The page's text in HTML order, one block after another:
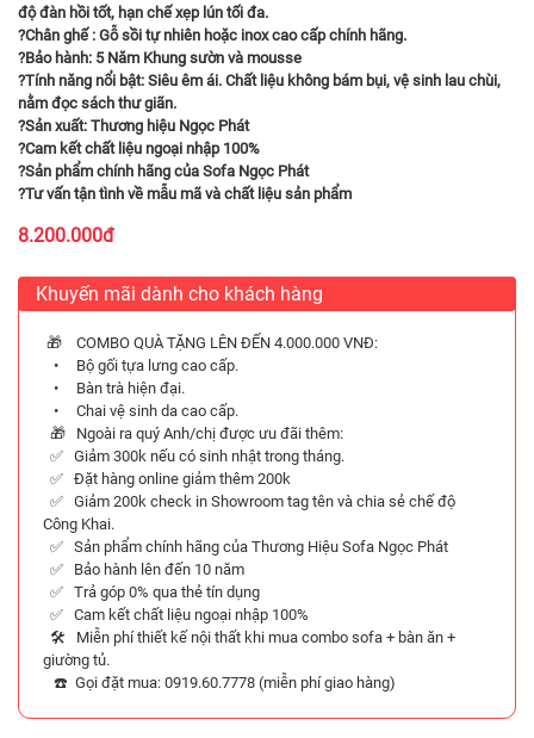
độ đàn hồi tốt, hạn chế xẹp lún tối đa.
?Chân ghế : Gỗ sồi tự nhiên hoặc inox cao cấp chính hãng.
?Bảo hành: 5 Năm Khung sườn và mousse
?Tính năng nổi bật: Siêu êm ái. Chất liệu không bám bụi, vệ sinh lau chùi,
nằm đọc sách thư giãn.
?Sản xuất: Thương hiệu Ngọc Phát
?Cam kết chất liệu ngoại nhập 100%
?Sản phẩm chính hãng của Sofa Ngọc Phát
?Tư vấn tận tình về mẫu mã và chất liệu sản phẩm
8.200.000đ
Khuyến mãi dành cho khách hàng
🎁 COMBO QUÀ TẶNG LÊN ĐẾN 4.000.000 VNĐ:
• Bộ gối tựa lưng cao cấp.
• Bàn trà hiện đại.
• Chai vệ sinh da cao cấp.
🎁 Ngoài ra quý Anh/chị được ưu đãi thêm:
✅ Giảm 300k nếu có sinh nhật trong tháng.
✅ Đặt hàng online giảm thêm 200k
✅ Giảm 200k check in Showroom tag tên và chia sẻ chế độ
Công Khai.
✅ Sản phẩm chính hãng của Thương Hiệu Sofa Ngọc Phát
✅ Bảo hành lên đến 10 năm
✅ Trả góp 0% qua thẻ tín dụng
✅ Cam kết chất liệu ngoại nhập 100%
🛠️ Miễn phí thiết kế nội thất khi mua combo sofa + bàn ăn +
giường tủ.
☎️ Gọi đặt mua: 0919.60.7778 (miễn phí giao hàng)